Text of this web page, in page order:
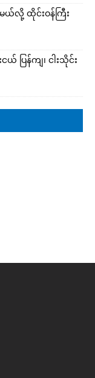
ယ်လို့ ထိုင်းဝန်ကြီး
ပြန်ကျ၊ ငါးသိုင်း